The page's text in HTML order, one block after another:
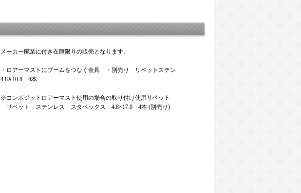
メーカー廃業に付き在庫限りの販売となります。
・ロアーマストにブームをつなぐ金具 ・別売り リベットステン
4.8X10.8 4本
※コンポジットロアーマスト使用の場合の取り付け使用リベット
リベット ステンレス スタベックス 4.8×17.0 4本 (別売り)